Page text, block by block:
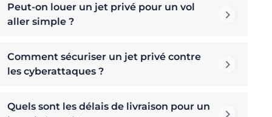
Peut-on louer un jet privé pour un vol
aller simple ?
Comment sécuriser un jet privé contre
les cyberattaques ?
Quels sont les délais de livraison pour un